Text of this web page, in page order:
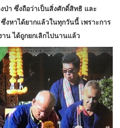
ป่า ซึ่งถือว่าเป็นสิ่งศักดิ์สิทธิ และ
หาได้ยากแล้วในทุกวันนี้ เพราะการ
น ได้ถูกยกเลิกไปนานแล้ว